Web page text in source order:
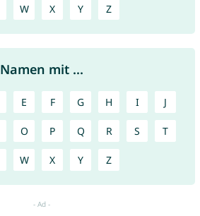
W X Y Z
Namen mit ...
E F G H I J
O P Q R S T
W X Y Z